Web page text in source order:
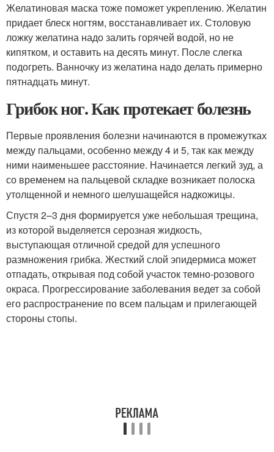
Желатиновая маска тоже поможет укреплению. Желатин
придает блеск ногтям, восстанавливает их. Столовую
ложку желатина надо залить горячей водой, но не
кипятком, и оставить на десять минут. После слегка
подогреть. Ванночку из желатина надо делать примерно
пятнадцать минут.
Грибок ног. Как протекает болезнь
Первые проявления болезни начинаются в промежутках
между пальцами, особенно между 4 и 5, так как между
ними наименьшее расстояние. Начинается легкий зуд, а
со временем на пальцевой складке возникает полоска
утолщенной и немного шелушащейся надкожицы.
Спустя 2–3 дня формируется уже небольшая трещина,
из которой выделяется серозная жидкость,
выступающая отличной средой для успешного
размножения грибка. Жесткий слой эпидермиса может
отпадать, открывая под собой участок темно-розового
окраса. Прогрессирование заболевания ведет за собой
его распространение по всем пальцам и прилегающей
стороны стопы.